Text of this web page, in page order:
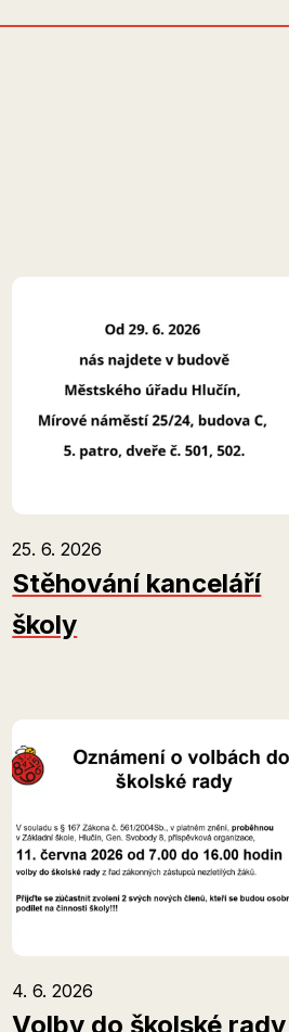
25. 6. 2026
Stěhování kanceláří
školy
4. 6. 2026
Volby do školské rady